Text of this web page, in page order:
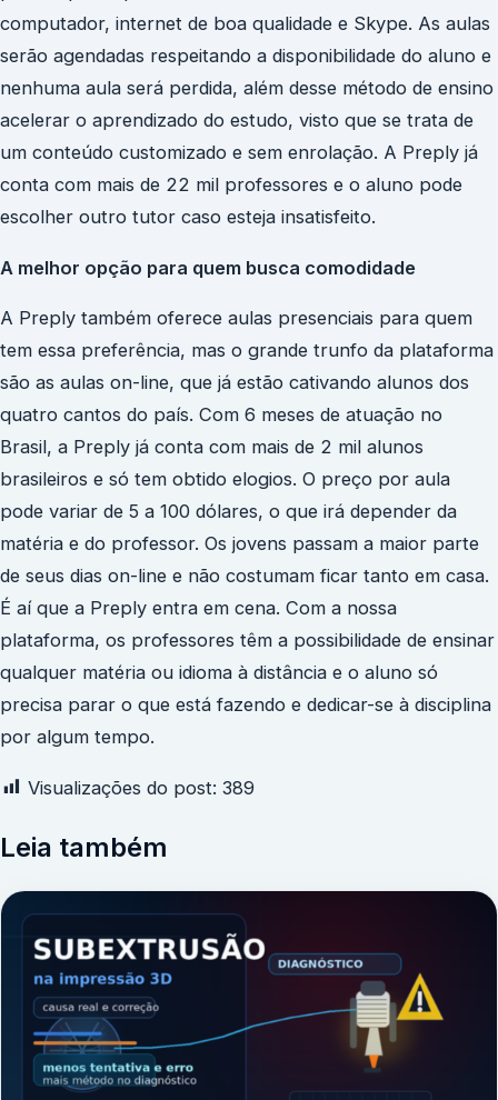
computador, internet de boa qualidade e Skype. As aulas
serão agendadas respeitando a disponibilidade do aluno e
nenhuma aula será perdida, além desse método de ensino
acelerar o aprendizado do estudo, visto que se trata de
um conteúdo customizado e sem enrolação. A Preply já
conta com mais de 22 mil professores e o aluno pode
escolher outro tutor caso esteja insatisfeito.
A melhor opção para quem busca comodidade
A Preply também oferece aulas presenciais para quem
tem essa preferência, mas o grande trunfo da plataforma
são as aulas on-line, que já estão cativando alunos dos
quatro cantos do país. Com 6 meses de atuação no
Brasil, a Preply já conta com mais de 2 mil alunos
brasileiros e só tem obtido elogios. O preço por aula
pode variar de 5 a 100 dólares, o que irá depender da
matéria e do professor. Os jovens passam a maior parte
de seus dias on-line e não costumam ficar tanto em casa.
É aí que a Preply entra em cena. Com a nossa
plataforma, os professores têm a possibilidade de ensinar
qualquer matéria ou idioma à distância e o aluno só
precisa parar o que está fazendo e dedicar-se à disciplina
por algum tempo.
Visualizações do post: 389
Leia também